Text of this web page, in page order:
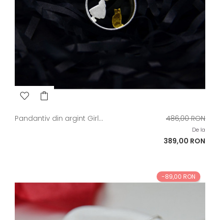
Pandantiv din argint Girl...
Pret
baza
486,00 RON
De la
Pret
389,00 RON
-89,00 RON